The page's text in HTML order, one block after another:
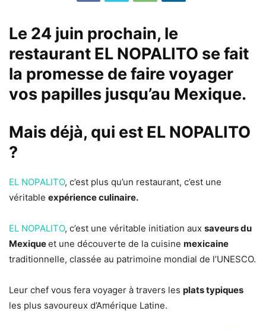
Le 24 juin prochain, le
restaurant EL NOPALITO se fait
la promesse de faire voyager
vos papilles jusqu’au Mexique.
Mais déjà, qui est EL NOPALITO
?
EL NOPALITO, c’est plus qu’un restaurant, c’est une
véritable expérience culinaire.
EL NOPALITO, c’est une véritable initiation aux saveurs du
Mexiqueet une découverte de la cuisine mexicaine
traditionnelle, classée au patrimoine mondial de l’UNESCO.
Leur chef vous fera voyager à travers les plats typiques
les plus savoureux d’Amérique Latine.